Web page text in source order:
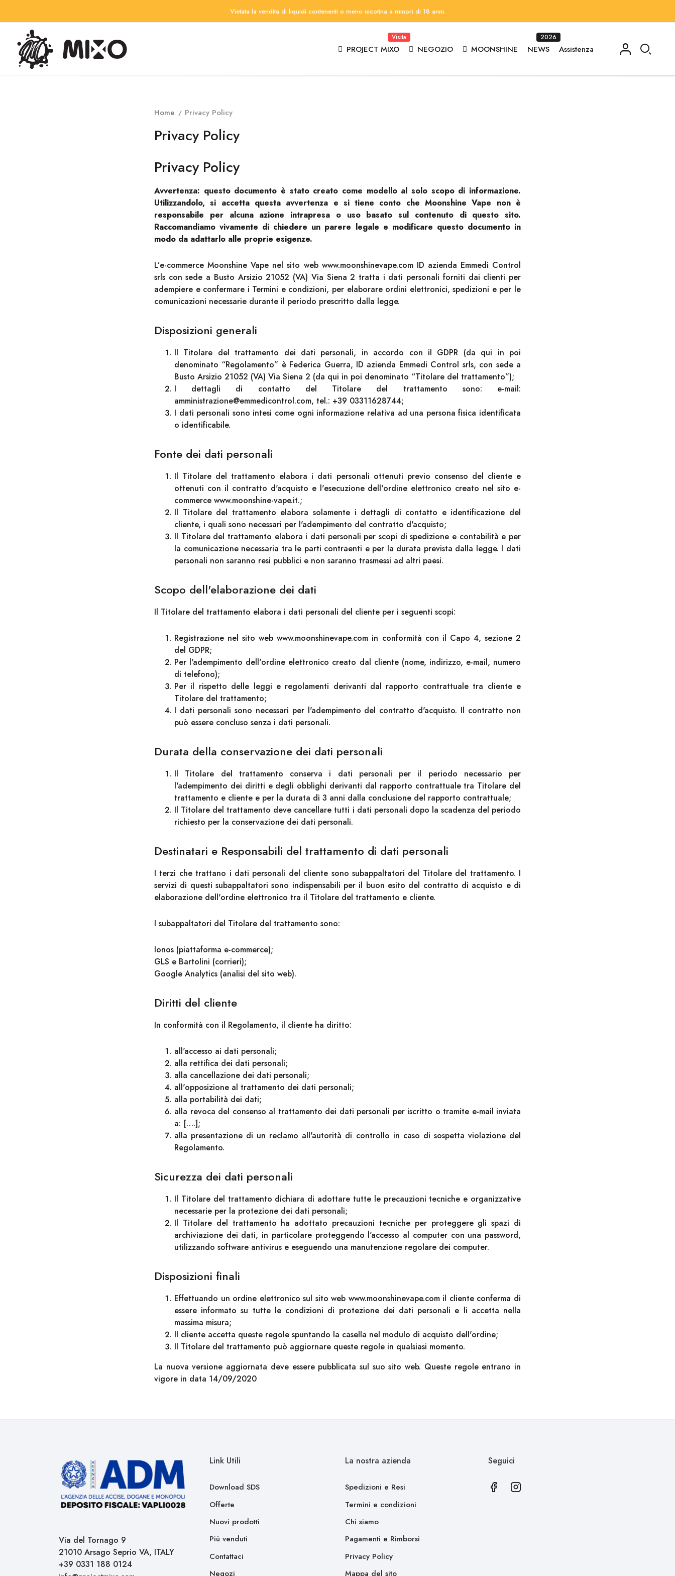
Vietata la vendita di liquidi contenenti o meno nicotina a minori di 18 anni.
PROJECT MIXO
Visita
NEGOZIO MOONSHINE NEWS
2026
Assistenza
Home Privacy Policy
Privacy Policy
Privacy Policy
Avvertenza: questo documento è stato creato come modello al solo scopo di informazione.
Utilizzandolo, si accetta questa avvertenza e si tiene conto che Moonshine Vape non è
responsabile per alcuna azione intrapresa o uso basato sul contenuto di questo sito.
Raccomandiamo vivamente di chiedere un parere legale e modificare questo documento in
modo da adattarlo alle proprie esigenze.
L’e-commerce Moonshine Vape nel sito web www.moonshinevape.com ID azienda Emmedi Control
srls con sede a Busto Arsizio 21052 (VA) Via Siena 2 tratta i dati personali forniti dai clienti per
adempiere e confermare i Termini e condizioni, per elaborare ordini elettronici, spedizioni e per le
comunicazioni necessarie durante il periodo prescritto dalla legge.
Disposizioni generali
Il Titolare del trattamento dei dati personali, in accordo con il GDPR (da qui in poi
denominato “Regolamento” è Federica Guerra, ID azienda Emmedi Control srls, con sede a
Busto Arsizio 21052 (VA) Via Siena 2 (da qui in poi denominato “Titolare del trattamento”);
I dettagli di contatto del Titolare del trattamento sono: e-mail:
amministrazione@emmedicontrol.com, tel.: +39 03311628744;
I dati personali sono intesi come ogni informazione relativa ad una persona fisica identificata
o identificabile.
Fonte dei dati personali
Il Titolare del trattamento elabora i dati personali ottenuti previo consenso del cliente e
ottenuti con il contratto d'acquisto e l'esecuzione dell'ordine elettronico creato nel sito e-
commerce www.moonshine-vape.it.;
Il Titolare del trattamento elabora solamente i dettagli di contatto e identificazione del
cliente, i quali sono necessari per l'adempimento del contratto d'acquisto;
Il Titolare del trattamento elabora i dati personali per scopi di spedizione e contabilità e per
la comunicazione necessaria tra le parti contraenti e per la durata prevista dalla legge. I dati
personali non saranno resi pubblici e non saranno trasmessi ad altri paesi.
Scopo dell'elaborazione dei dati
Il Titolare del trattamento elabora i dati personali del cliente per i seguenti scopi:
Registrazione nel sito web www.moonshinevape.com in conformità con il Capo 4, sezione 2
del GDPR;
Per l'adempimento dell'ordine elettronico creato dal cliente (nome, indirizzo, e-mail, numero
di telefono);
Per il rispetto delle leggi e regolamenti derivanti dal rapporto contrattuale tra cliente e
Titolare del trattamento;
I dati personali sono necessari per l'adempimento del contratto d'acquisto. Il contratto non
può essere concluso senza i dati personali.
Durata della conservazione dei dati personali
Il Titolare del trattamento conserva i dati personali per il periodo necessario per
l'adempimento dei diritti e degli obblighi derivanti dal rapporto contrattuale tra Titolare del
trattamento e cliente e per la durata di 3 anni dalla conclusione del rapporto contrattuale;
Il Titolare del trattamento deve cancellare tutti i dati personali dopo la scadenza del periodo
richiesto per la conservazione dei dati personali.
Destinatari e Responsabili del trattamento di dati personali
I terzi che trattano i dati personali del cliente sono subappaltatori del Titolare del trattamento. I
servizi di questi subappaltatori sono indispensabili per il buon esito del contratto di acquisto e di
elaborazione dell'ordine elettronico tra il Titolare del trattamento e cliente.
I subappaltatori del Titolare del trattamento sono:
Ionos (piattaforma e-commerce);
GLS e Bartolini (corrieri);
Google Analytics (analisi del sito web).
Diritti del cliente
In conformità con il Regolamento, il cliente ha diritto:
all'accesso ai dati personali;
alla rettifica dei dati personali;
alla cancellazione dei dati personali;
all'opposizione al trattamento dei dati personali;
alla portabilità dei dati;
alla revoca del consenso al trattamento dei dati personali per iscritto o tramite e-mail inviata
a: [….];
alla presentazione di un reclamo all'autorità di controllo in caso di sospetta violazione del
Regolamento.
Sicurezza dei dati personali
Il Titolare del trattamento dichiara di adottare tutte le precauzioni tecniche e organizzative
necessarie per la protezione dei dati personali;
Il Titolare del trattamento ha adottato precauzioni tecniche per proteggere gli spazi di
archiviazione dei dati, in particolare proteggendo l'accesso al computer con una password,
utilizzando software antivirus e eseguendo una manutenzione regolare dei computer.
Disposizioni finali
Effettuando un ordine elettronico sul sito web www.moonshinevape.com il cliente conferma di
essere informato su tutte le condizioni di protezione dei dati personali e li accetta nella
massima misura;
Il cliente accetta queste regole spuntando la casella nel modulo di acquisto dell'ordine;
Il Titolare del trattamento può aggiornare queste regole in qualsiasi momento.
La nuova versione aggiornata deve essere pubblicata sul suo sito web. Queste regole entrano in
vigore in data 14/09/2020
Via del Tornago 9
21010 Arsago Seprio VA, ITALY
+39 0331 188 0124
Link Utili
Download SDS
Offerte
Nuovi prodotti
Più venduti
Contattaci
Negozi
La nostra azienda
Spedizioni e Resi
Termini e condizioni
Chi siamo
Pagamenti e Rimborsi
Privacy Policy
Mappa del sito
Seguici